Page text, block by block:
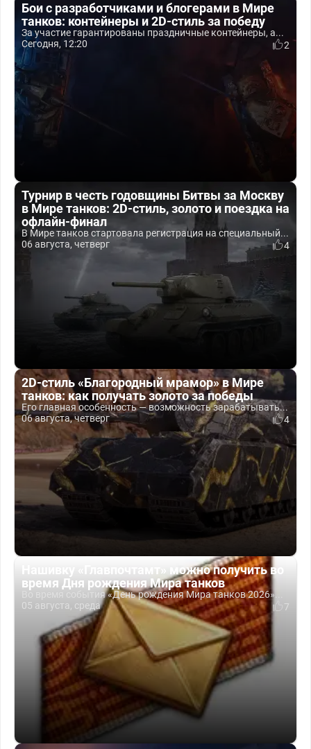
Бои с разработчиками и блогерами в Мире
танков: контейнеры и 2D-стиль за победу
За участие гарантированы праздничные контейнеры, а...
Сегодня, 12:20
2
Турнир в честь годовщины Битвы за Москву
в Мире танков: 2D-стиль, золото и поездка на
офлайн-финал
В Мире танков стартовала регистрация на специальный...
06 августа, четверг
4
2D-стиль «Благородный мрамор» в Мире
танков: как получать золото за победы
Его главная особенность — возможность зарабатывать...
06 августа, четверг
4
Нашивку «Главпочтамт» можно получить во
время Дня рождения Мира танков
Во время события «День рождения Мира танков 2026»...
05 августа, среда
7